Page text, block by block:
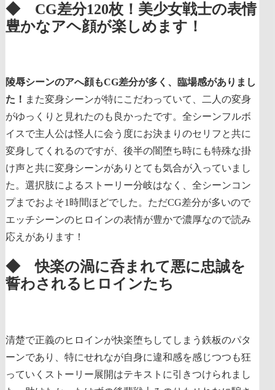
◆ CG差分120枚！美少女戦士の表情
豊かなアヘ顔が楽しめます！
陵辱シーンのアへ顔もCG差分が多く、臨場感がありまし
た！ また変身シーンが特にこだわっていて、二人の変身
がゆっくりと見れたのも良かったです。全シーンフルボ
イスで主人公は怪人に会う度にお決まりのセリフと共に
変身してくれるのですが、後半の闇堕ち時にも特殊な掛
け声と共に変身シーンがありとても気合が入っていまし
た。選択肢によるストーリー分岐はなく、全シーンコン
プまでおよそ1時間ほどでした。ただCG差分が多いので
エッチシーンのヒロインの表情が豊かで濃厚なので読み
応えがあります！
◆ 快楽の渦に呑まれて悪に忠誠を
誓わされるヒロインたち
清楚で正義のヒロインが快楽堕ちしてしまう鉄板のパタ
ーンであり、特にせれなが自身に違和感を感じつつも狂
っていくストーリー展開はテキストに引きつけられまし